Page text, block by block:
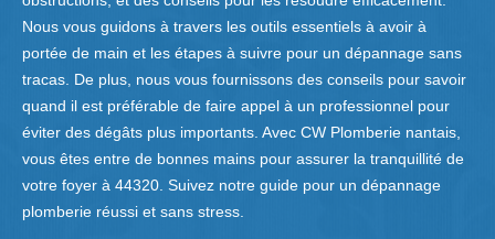
Nous vous guidons à travers les outils essentiels à avoir à
portée de main et les étapes à suivre pour un dépannage sans
tracas. De plus, nous vous fournissons des conseils pour savoir
quand il est préférable de faire appel à un professionnel pour
éviter des dégâts plus importants. Avec CW Plomberie nantais,
vous êtes entre de bonnes mains pour assurer la tranquillité de
votre foyer à 44320. Suivez notre guide pour un dépannage
plomberie réussi et sans stress.